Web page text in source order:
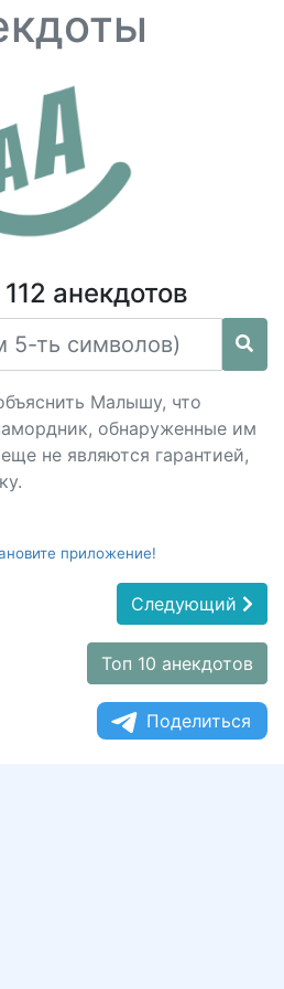
анекдотов
Малышу, что
обнаруженные им
не являются гарантией,
приложение!
Следующий
Топ 10 анекдотов
Поделиться